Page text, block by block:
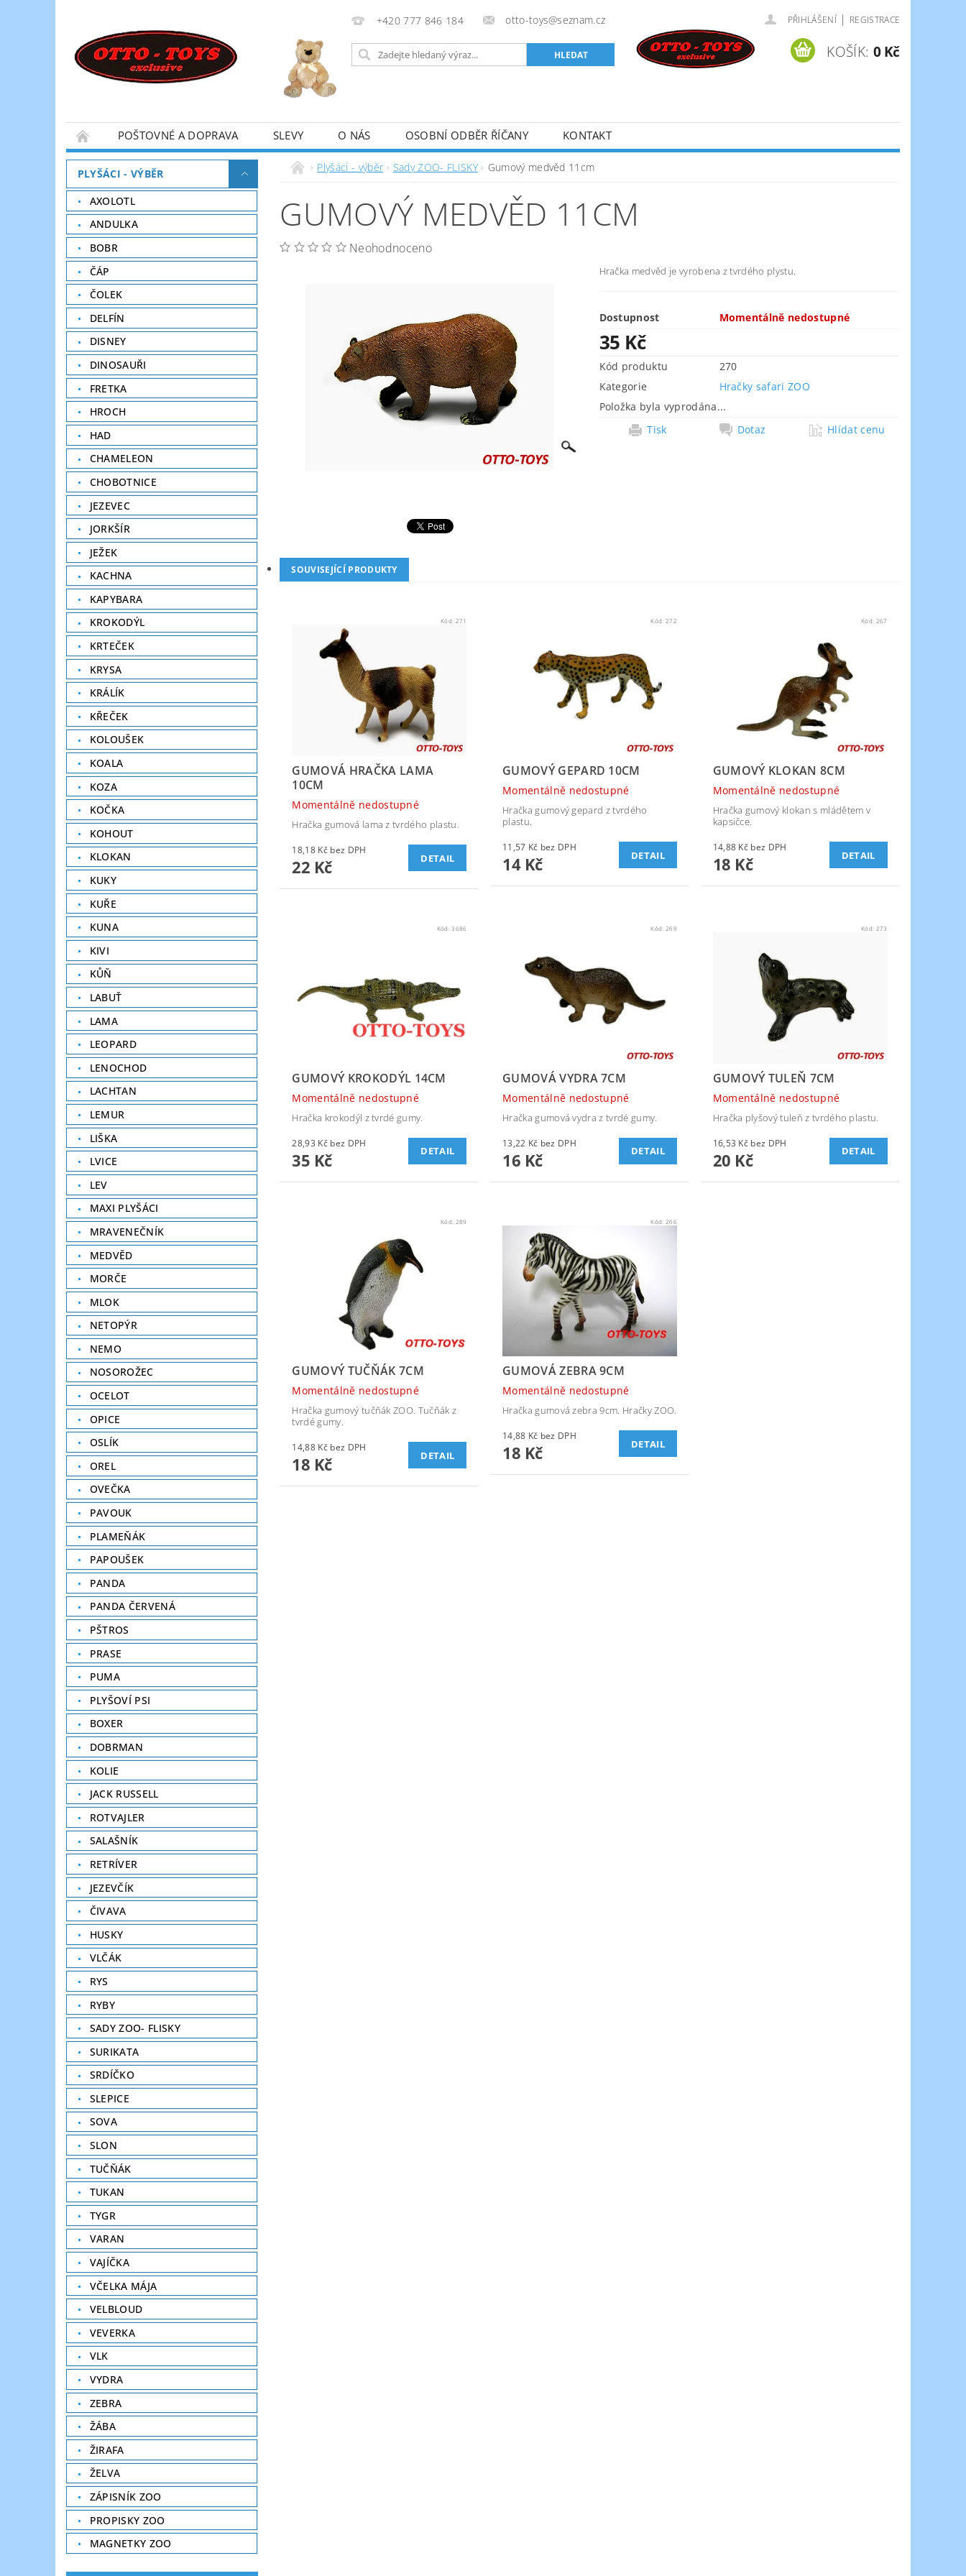
+420 777 846 184 otto-toys@seznam.cz PŘIHLÁŠENÍ | REGISTRACE
KOŠÍK: 0 Kč
POŠTOVNÉ A DOPRAVA SLEVY O NÁS OSOBNÍ ODBĚR ŘÍČANY KONTAKT
PLYŠÁCI - VÝBĚR
AXOLOTL
ANDULKA
BOBR
ČÁP
ČOLEK
DELFÍN
DISNEY
DINOSAUŘI
FRETKA
HROCH
HAD
CHAMELEON
CHOBOTNICE
JEZEVEC
JORKŠÍR
JEŽEK
KACHNA
KAPYBARA
KROKODÝL
KRTEČEK
KRYSA
KRÁLÍK
KŘEČEK
KOLOUŠEK
KOALA
KOZA
KOČKA
KOHOUT
KLOKAN
KUKY
KUŘE
KUNA
KIVI
KŮŇ
LABUŤ
LAMA
LEOPARD
LENOCHOD
LACHTAN
LEMUR
LIŠKA
LVICE
LEV
MAXI PLYŠÁCI
MRAVENEČNÍK
MEDVĚD
MORČE
MLOK
NETOPÝR
NEMO
NOSOROŽEC
OCELOT
OPICE
OSLÍK
OREL
OVEČKA
PAVOUK
PLAMEŇÁK
PAPOUŠEK
PANDA
PANDA ČERVENÁ
PŠTROS
PRASE
PUMA
PLYŠOVÍ PSI
BOXER
DOBRMAN
KOLIE
JACK RUSSELL
ROTVAJLER
SALAŠNÍK
RETRÍVER
JEZEVČÍK
ČIVAVA
HUSKY
VLČÁK
RYS
RYBY
SADY ZOO- FLISKY
SURIKATA
SRDÍČKO
SLEPICE
SOVA
SLON
TUČŇÁK
TUKAN
TYGR
VARAN
VAJÍČKA
VČELKA MÁJA
VELBLOUD
VEVERKA
VLK
VYDRA
ZEBRA
ŽÁBA
ŽIRAFA
ŽELVA
ZÁPISNÍK ZOO
PROPISKY ZOO
MAGNETKY ZOO
Plyšáci - výběr Sady ZOO- FLISKY Gumový medvěd 11cm
GUMOVÝ MEDVĚD 11CM
Neohodnoceno
Hračka medvěd je vyrobena z tvrdého plystu.
Dostupnost Momentálně nedostupné
35 Kč
Kód produktu
270
Kategorie
Hračky safari ZOO
Položka byla vyprodána...
Tisk
Dotaz Hlídat cenu
SOUVISEJÍCÍ PRODUKTY
Kód: 271
GUMOVÁ HRAČKA LAMA
10CM
Momentálně nedostupné
Hračka gumová lama z tvrdého plastu.
18,18 Kč bez DPH
22 Kč DETAIL
Kód:272
GUMOVÝ GEPARD 10CM
Momentálně nedostupné
Hračka gumový gepard z tvrdého
plastu.
11,57 Kč bez DPH
14 Kč DETAIL
Kód: 267
GUMOVÝ KLOKAN 8CM
Momentálně nedostupné
Hračka gumový klokan s mládětem v
kapsičce.
14,88 Kč bez DPH
18 Kč DETAIL
Kód:3686
GUMOVÝ KROKODÝL 14CM
Momentálně nedostupné
Hračka krokodýl z tvrdé gumy.
28,93 Kč bez DPH
35 Kč DETAIL
Kód:269
GUMOVÁ VYDRA 7CM
Momentálně nedostupné
Hračka gumová vydra z tvrdé gumy.
13,22 Kč bez DPH
16 Kč DETAIL
Kód: 273
GUMOVÝ TULEŇ 7CM
Momentálně nedostupné
Hračka plyšový tuleň z tvrdého plastu.
16,53 Kč bez DPH
20 Kč DETAIL
Kód: 289
GUMOVÝ TUČŇÁK 7CM
Momentálně nedostupné
Hračka gumový tučňák ZOO. Tučňák z
tvrdé gumy.
14,88 Kč bez DPH
18 Kč DETAIL
Kód:266
GUMOVÁ ZEBRA 9CM
Momentálně nedostupné
Hračka gumová zebra 9cm. Hračky ZOO.
14,88 Kč bez DPH
18 Kč DETAIL